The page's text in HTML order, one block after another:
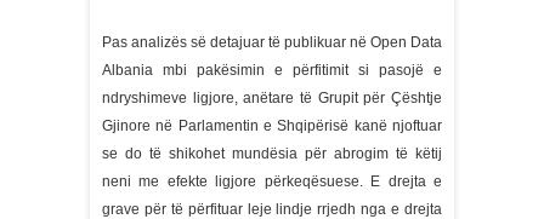
Pas analizës së detajuar të publikuar në Open Data
Albania mbi pakësimin e përfitimit si pasojë e
ndryshimeve ligjore, anëtare të Grupit për Çështje
Gjinore në Parlamentin e Shqipërisë kanë njoftuar
se do të shikohet mundësia për abrogim të këtij
neni me efekte ligjore përkeqësuese. E drejta e
grave për të përfituar leje lindje rrjedh nga e drejta